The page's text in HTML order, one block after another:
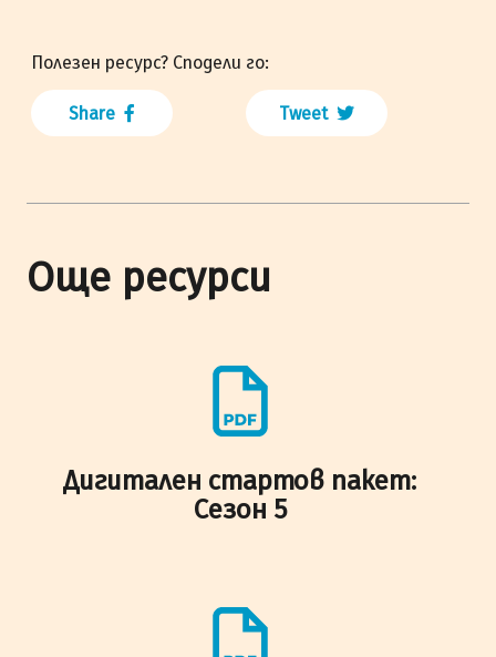
Полезен ресурс? Сподели го:
Share Tweet
Още ресурси
Дигитален стартов пакет:
Сезон 5